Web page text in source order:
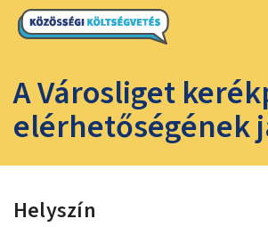
A Városliget
elérhetőségének
Helyszín